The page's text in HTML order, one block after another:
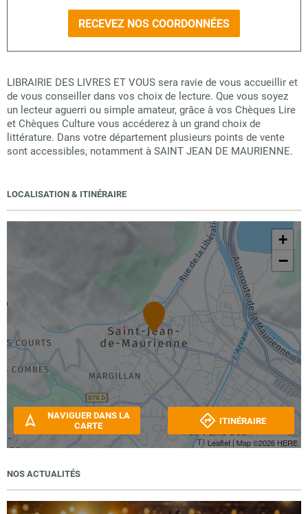
RECEVEZ NOS COORDONNÉES
LIBRAIRIE DES LIVRES ET VOUS sera ravie de vous accueillir et
de vous conseiller dans vos choix de lecture. Que vous soyez
un lecteur aguerri ou simple amateur, grâce à vos Chèques Lire
et Chèques Culture vous accéderez à un grand choix de
littérature. Dans votre département plusieurs points de vente
sont accessibles, notamment à SAINT JEAN DE MAURIENNE.
LOCALISATION & ITINÉRAIRE
+
−
Leaflet | Map ©2026 HERE
NAVIGUER DANS LA
CARTE
ITINÉRAIRE
NOS ACTUALITÉS